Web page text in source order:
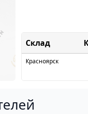
Склад
Красноярск